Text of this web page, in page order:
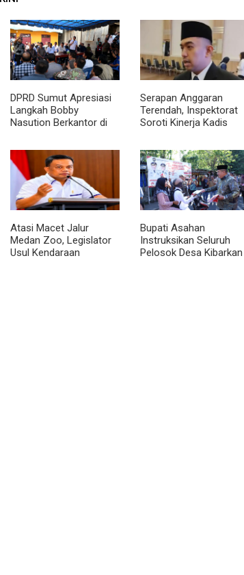
DPRD Sumut Apresiasi
Langkah Bobby
Nasution Berkantor di
Percepat Pembangunan
Serapan Anggaran
Terendah, Inspektorat
Soroti Kinerja Kadis
Atasi Macet Jalur
Medan Zoo, Legislator
Usul Kendaraan
Bupati Asahan
Instruksikan Seluruh
Pelosok Desa Kibarkan